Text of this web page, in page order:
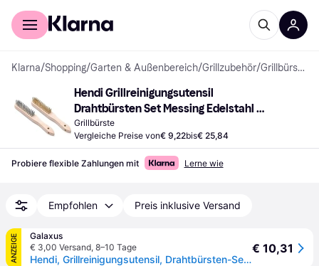
Für Shopper
Klarna/Shopping/Garten & Außenbereich/Grillzubehör/ Grillbürsten
Hendi Grillreinigungsutensil
Drahtbürsten Set Messing Edelstahl
29.60 cm
Grillbürste
Vergleiche Preise von€ 9,22bis€ 25,84
Probiere flexible Zahlungen mit Lerne wie
Empfohlen Preis inklusive Versand
ANZEIGE
Galaxus
€ 3,00 Versand, 8–10 Tage
Hendi, Grillreinigungsutensil, Drahtbürsten-Set aus Messing Edelstahl (29.60cm)
€ 10,31